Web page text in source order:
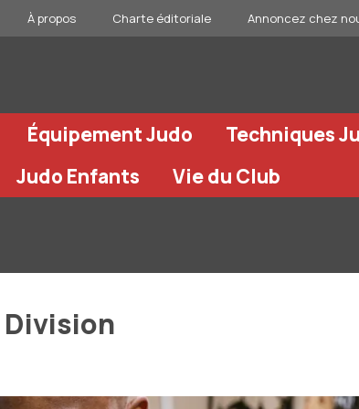
À propos Charte éditoriale Annoncez chez
Équipement Judo
Techniques
Judo Enfants Vie du Club
Division